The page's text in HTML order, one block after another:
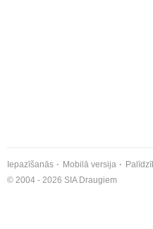
Iepazīšanās Mobilā versija
© 2004 - 2026 SIA Draugiem